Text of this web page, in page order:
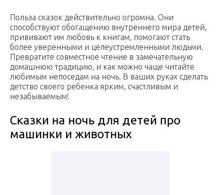
Польза сказок действительно огромна. Они
способствуют обогащению внутреннего мира детей,
прививают им любовь к книгам, помогают стать
более уверенными и целеустремленными людьми.
Превратите совместное чтение в замечательную
домашнюю традицию, и как можно чаще читайте
любимым непоседам на ночь. В ваших руках сделать
детство своего ребенка ярким, счастливым и
незабываемым!
Сказки на ночь для детей про
машинки и животных